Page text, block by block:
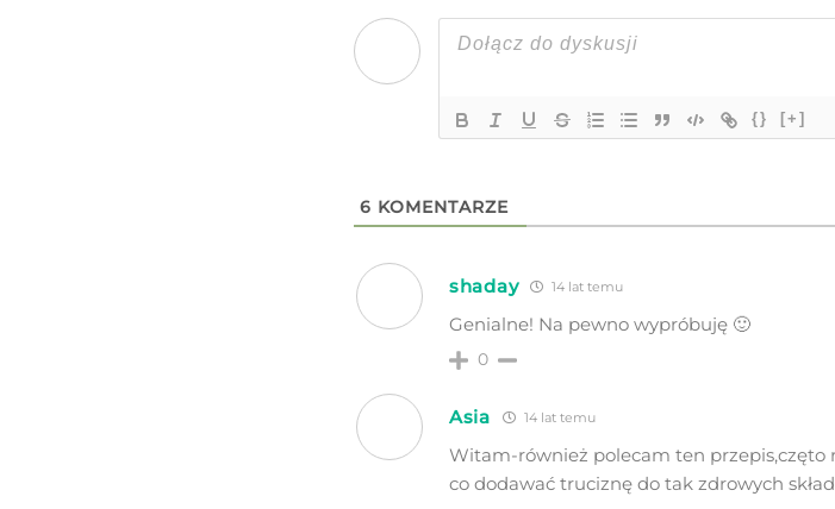
{} [+]
6 KOMENTARZE
shaday 14 lat temu
Genialne! Na pewno wypróbuję 🙂
0
Asia 14 lat temu
Witam-również polecam ten
co dodawać truciznę do tak zdrowych